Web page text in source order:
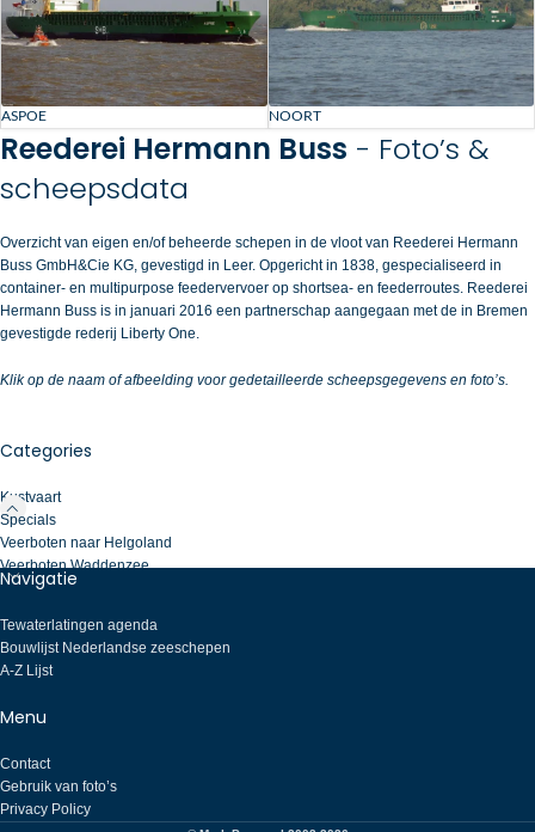
Categories
Kustvaart
Specials
Veerboten naar Helgoland
Veerboten Waddenzee
ASPOE NOORT
Reederei Hermann Buss - Foto’s &
scheepsdata
Overzicht van eigen en/of beheerde schepen in de vloot van Reederei Hermann
Buss GmbH&Cie KG, gevestigd in Leer. Opgericht in 1838, gespecialiseerd in
container- en multipurpose feedervervoer op shortsea- en feederroutes. Reederei
Hermann Buss is in januari 2016 een partnerschap aangegaan met de in Bremen
gevestigde rederij Liberty One.
Klik op de naam of afbeelding voor gedetailleerde scheepsgegevens en foto’s.
Navigatie
Tewaterlatingen agenda
Bouwlijst Nederlandse zeeschepen
A-Z Lijst
Menu
Contact
Gebruik van foto’s
Privacy Policy